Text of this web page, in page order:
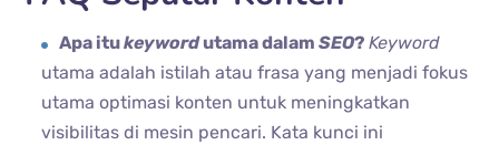
Apa itukeywordutama dalamSEO?Keyword
utama adalah istilah atau frasa yang menjadi fokus
utama optimasi konten untuk meningkatkan
visibilitas di mesin pencari. Kata kunci ini